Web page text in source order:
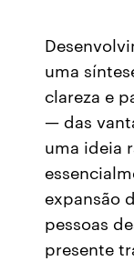
uma
clareza e
— das
uma ideia
expansão
pessoas
presente